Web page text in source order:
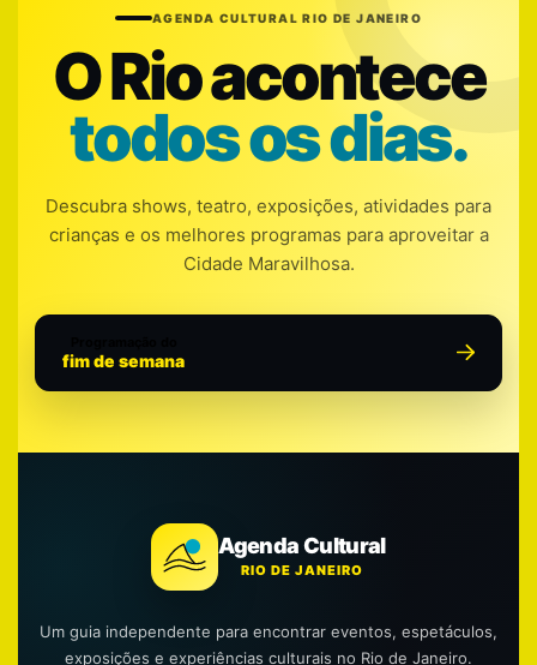
AGENDA CULTURAL RIO DE JANEIRO
O Rio acontece
todos os dias.
Descubra shows, teatro, exposições, atividades para
crianças e os melhores programas para aproveitar a
Cidade Maravilhosa.
fim de semana
Agenda Cultural
RIO DE JANEIRO
Um guia independente para encontrar eventos, espetáculos,
exposições e experiências culturais no Rio de Janeiro.